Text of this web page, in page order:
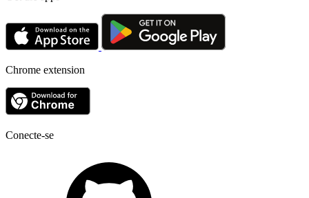
Chrome extension
Conecte-se